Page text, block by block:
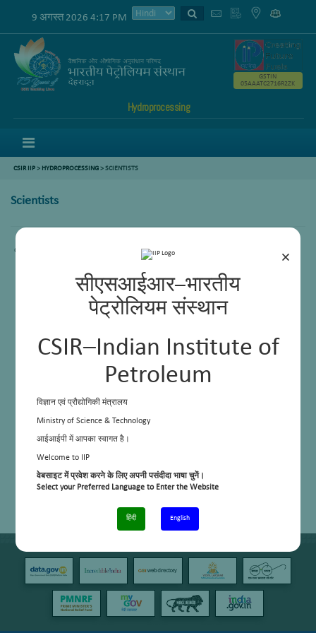
×
सीएसआईआर–भारतीय
पेट्रोलियम संस्थान
CSIR–Indian Institute of
Petroleum
विज्ञान एवं प्रौद्योगिकी मंत्रालय
Ministry of Science & Technology
आईआईपी में आपका स्वागत है।
Welcome to IIP
वेबसाइट में प्रवेश करने के लिए अपनी पसंदीदा भाषा चुनें।
Select your Preferred Language to Enter the Website
हिंदी English
9 अगस्त 2026 4:17 PM
Hydroprocessing
GSTIN
05AAATC2716R2ZK
CSIR IIP> HYDROPROCESSING> SCIENTISTS
Scientists
content not available